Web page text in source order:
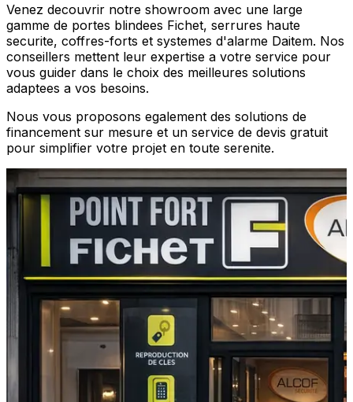
Venez decouvrir notre showroom avec une large
gamme de portes blindees Fichet, serrures haute
securite, coffres-forts et systemes d'alarme Daitem. Nos
conseillers mettent leur expertise a votre service pour
vous guider dans le choix des meilleures solutions
adaptees a vos besoins.
Nous vous proposons egalement des solutions de
financement sur mesure et un service de devis gratuit
pour simplifier votre projet en toute serenite.